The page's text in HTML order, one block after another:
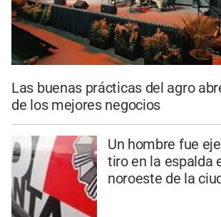
Las buenas prácticas del agro
de los mejores negocios
Un hombre fue
tiro en la espalda
noroeste de la